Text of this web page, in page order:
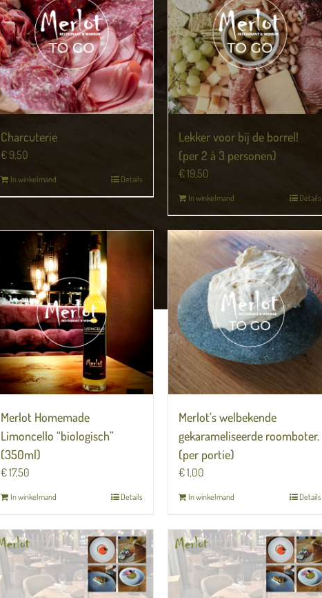
Charcuterie
€9,50
In winkelmand Details
Lekker voor bij de borrel!
(per 2 à 3 personen)
€19,50
In winkelmand Details
Merlot Homemade
Limoncello “biologisch”
(350ml)
€17,50
In winkelmand Details
Merlot’s welbekende
gekarameliseerde roomboter.
(per portie)
€1,00
In winkelmand Details